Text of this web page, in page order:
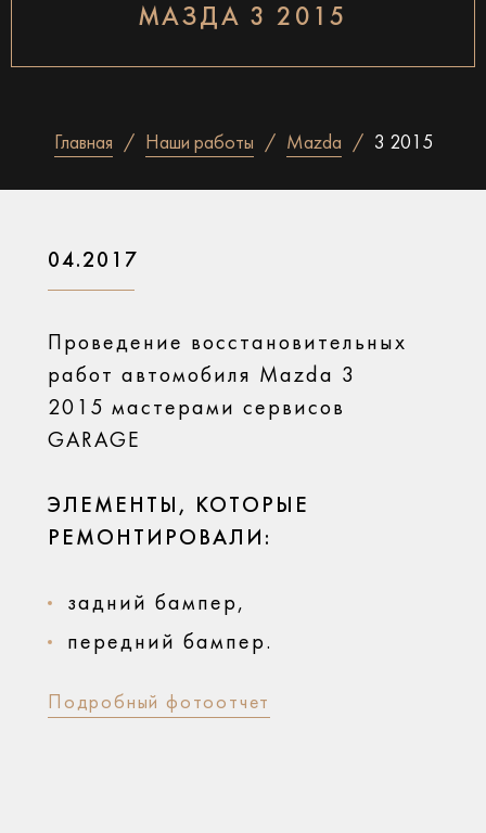
МАЗДА 3 2015
Главная Наши работы Mazda 3 2015
04.2017
Проведение восстановительных
работ автомобиля Mazda 3
2015 мастерами сервисов
GARAGE
ЭЛЕМЕНТЫ, КОТОРЫЕ
РЕМОНТИРОВАЛИ:
задний бампер,
передний бампер.
Подробный фотоотчет